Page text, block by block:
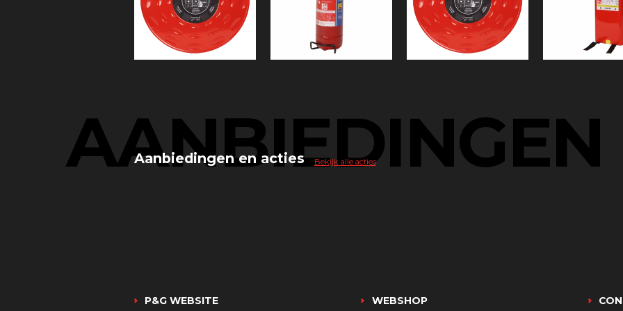
Aanbiedingen en acties
AANBIEDINGEN
Bekijk alle acties
P&G WEBSITE WEBSHOP